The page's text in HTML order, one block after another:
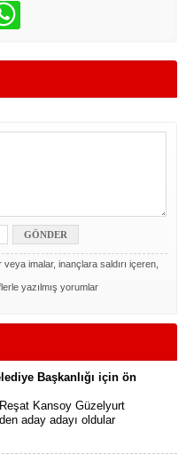
imalar, inançlara saldırı içeren,
yazılmış yorumlar
Başkanlığı için ön
Kansoy Güzelyurt
aday adayı oldular